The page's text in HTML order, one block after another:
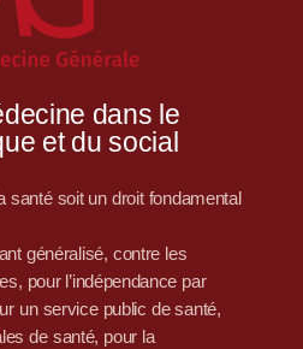
dans le
et du social
santé soit un droit fondamental
généralisé, contre les
pour l’indépendance par
un service public de santé,
de santé, pour la